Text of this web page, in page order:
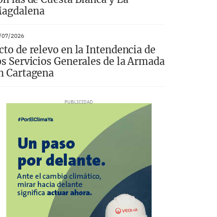
07/2026
de relevo en la Intendencia de
Servicios Generales de la Armada
Cartagena